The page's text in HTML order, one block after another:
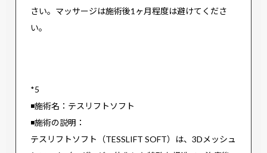
さい。マッサージは施術後1ヶ月程度は避けてくださ
い。
*5
◾️施術名：テスリフトソフト
◾️施術の説明：
テスリフトソフト（TESSLIFT SOFT）は、3Dメッシュ